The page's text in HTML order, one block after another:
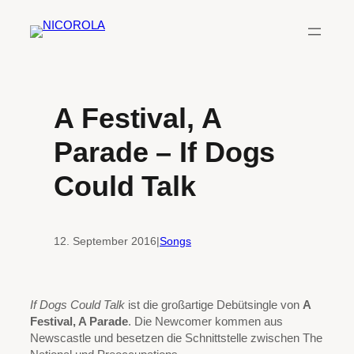
Inhalt
A Festival, A
Parade – If Dogs
Could Talk
12. September 2016|Songs
If Dogs Could Talk ist die großartige Debütsingle von A
Festival, A Parade. Die Newcomer kommen aus
Newscastle und besetzen die Schnittstelle zwischen The